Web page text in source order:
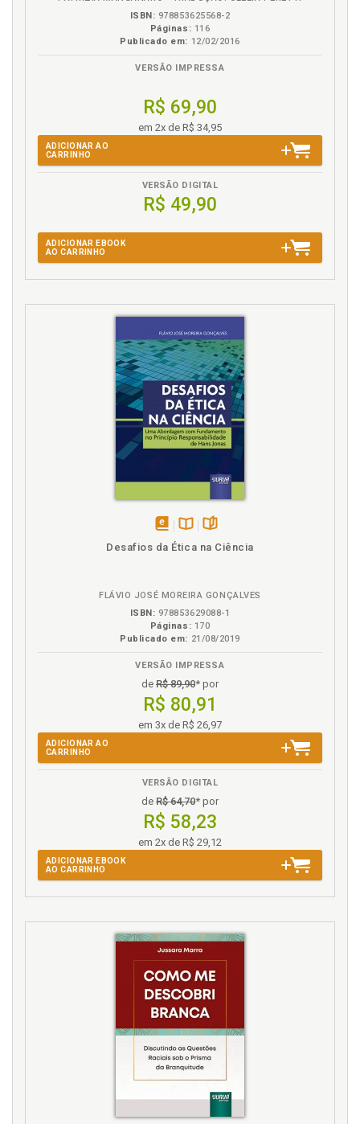
ISBN: 978853625568-2
Páginas: 116
Publicado em: 12/02/2016
VERSÃO IMPRESSA
R$ 69,90
em 2x de R$ 34,95
ADICIONAR AO
CARRINHO
VERSÃO DIGITAL
R$ 49,90
ADICIONAR EBOOK
AO CARRINHO
disponívelDisponível
páginas
Desafios da Ética na Ciência
FLÁVIO JOSÉ MOREIRA GONÇALVES
ISBN: 978853629088-1
Páginas: 170
Publicado em: 21/08/2019
VERSÃO IMPRESSA
de R$ 89,90* por
R$ 80,91
em 3x de R$ 26,97
ADICIONAR AO
CARRINHO
VERSÃO DIGITAL
de R$ 64,70* por
R$ 58,23
em 2x de R$ 29,12
ADICIONAR EBOOK
AO CARRINHO